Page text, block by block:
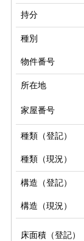
持分
種別
物件番号
所在地
家屋番号
種類（登記）
種類（現況）
構造（登記）
構造（現況）
床面積（登記）